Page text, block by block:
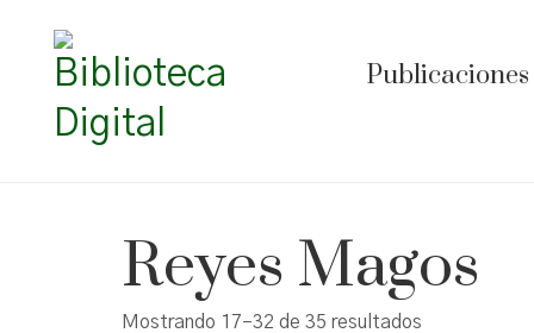
Publicaciones
Reyes Magos
Mostrando 17–32 de 35 resultados